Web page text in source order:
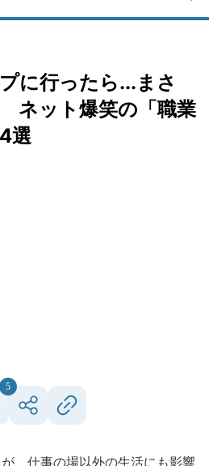
に行ったら...まさ
ネット爆笑の「職業
選
5
、仕事の場以外の生活にも影響